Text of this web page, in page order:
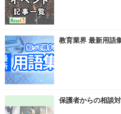
教育業界 最新用語
保護者からの相談